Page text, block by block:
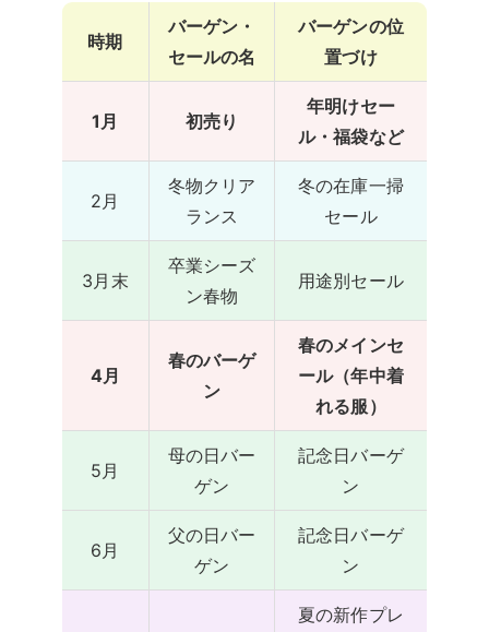
時期
バーゲン・
セールの名
バーゲンの位
置づけ
1月 初売り
年明けセー
ル・福袋など
2月
冬物クリア
ランス
冬の在庫一掃
セール
3月末
卒業シーズ
ン春物
用途別セール
4月
春のバーゲ
ン
春のメインセ
ール（年中着
れる服）
5月
母の日バー
ゲン
記念日バーゲ
ン
6月
父の日バー
ゲン
記念日バーゲ
ン
夏の新作プレ